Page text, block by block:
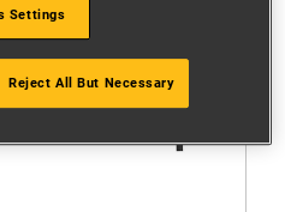
Settings
Reject All But Necessary